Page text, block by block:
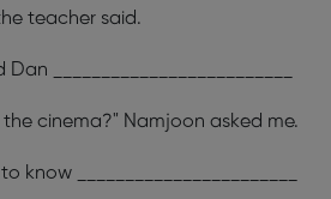
teacher said.
_________________________
the cinema?" Namjoon asked me.
_______________________